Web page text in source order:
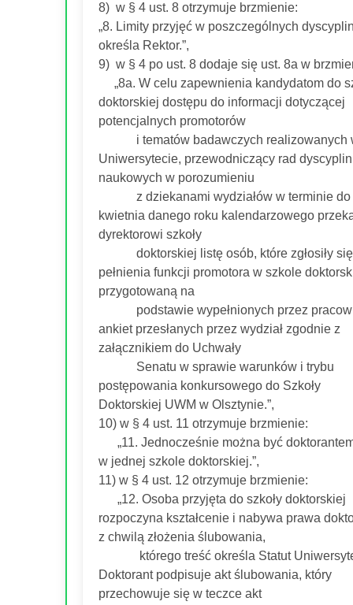
8) w § 4 ust. 8 otrzymuje brzmienie:
„8. Limity przyjęć w poszczególnych
określa Rektor.”,
9) w § 4 po ust. 8 dodaje się ust. 8a w
„8a. W celu zapewnienia kandydatom do
doktorskiej dostępu do informacji dotyczącej
potencjalnych promotorów
i tematów badawczych realizowanych
Uniwersytecie, przewodniczący rad dyscyplin
naukowych w porozumieniu
z dziekanami wydziałów w terminie do
kwietnia danego roku kalendarzowego
dyrektorowi szkoły
doktorskiej listę osób, które zgłosiły
pełnienia funkcji promotora w szkole
przygotowaną na
podstawie wypełnionych przez
ankiet przesłanych przez wydział zgodnie z
załącznikiem do Uchwały
Senatu w sprawie warunków i trybu
postępowania konkursowego do Szkoły
Doktorskiej UWM w Olsztynie.”,
10) w § 4 ust. 11 otrzymuje brzmienie:
„11. Jednocześnie można być
w jednej szkole doktorskiej.”,
11) w § 4 ust. 12 otrzymuje brzmienie:
„12. Osoba przyjęta do szkoły doktorskiej
rozpoczyna kształcenie i nabywa prawa
z chwilą złożenia ślubowania,
którego treść określa Statut
Doktorant podpisuje akt ślubowania, który
przechowuje się w teczce akt